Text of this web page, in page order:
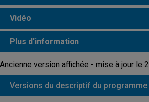
Vidéo
Plus d'information
Ancienne version affichée - mise à jour le
Versions du descriptif du programme